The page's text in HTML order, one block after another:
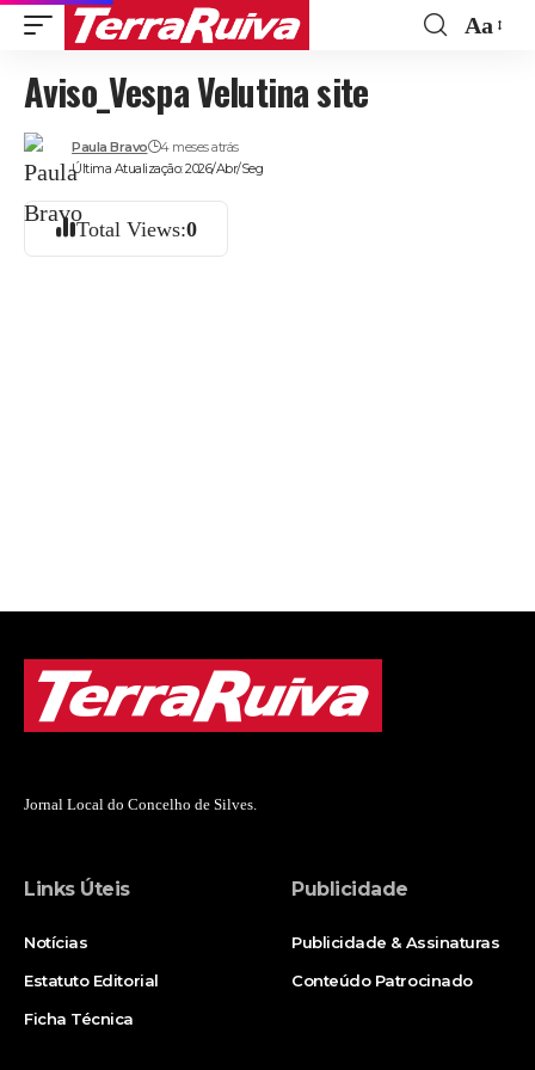
Aa
Aviso_Vespa Velutina site
Última Atualização: 2026/Abr/Seg
Paula Bravo 4 meses atrás
Total Views:0
Jornal Local do Concelho de Silves.
Links Úteis
Notícias
Estatuto Editorial
Ficha Técnica
Publicidade
Publicidade & Assinaturas
Conteúdo Patrocinado